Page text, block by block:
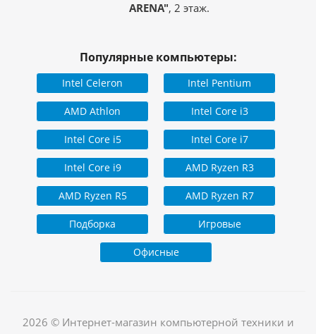
ARENA", 2 этаж.
Популярные компьютеры:
Intel Celeron Intel Pentium
AMD Athlon Intel Core i3
Intel Core i5 Intel Core i7
Intel Core i9 AMD Ryzen R3
AMD Ryzen R5 AMD Ryzen R7
Подборка Игровые
Офисные
2026 © Интернет-магазин компьютерной техники и